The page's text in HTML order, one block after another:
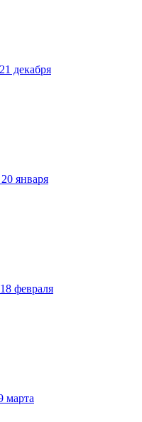
декабря
января
февраля
марта